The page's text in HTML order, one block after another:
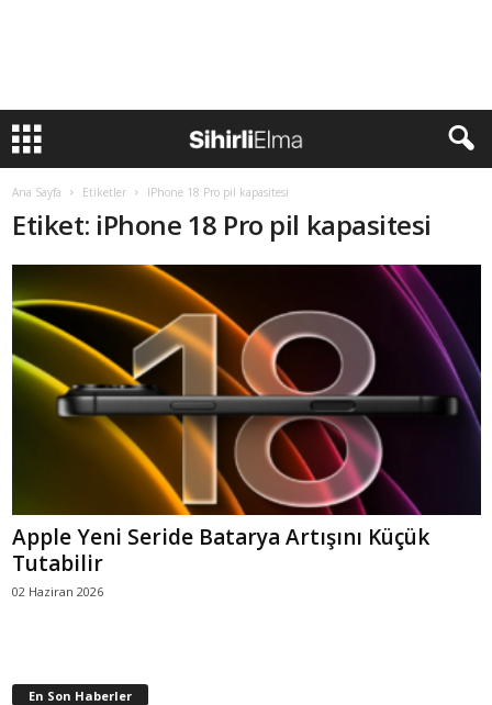
Ana Sayfa Etiketler IPhone 18 Pro pil kapasitesi
Etiket: iPhone 18 Pro pil kapasitesi
Apple Yeni Seride Batarya Artışını Küçük
Tutabilir
02 Haziran 2026
En Son Haberler